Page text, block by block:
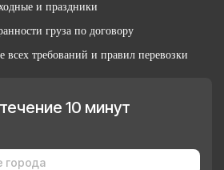
и праздники
груза по договору
всех требований и правил перевозки
10 минут